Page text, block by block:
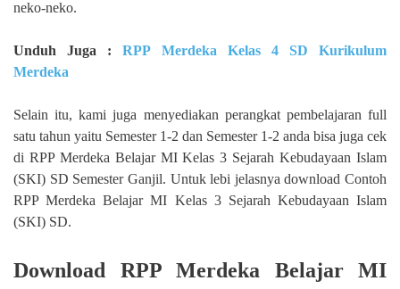
neko-neko.
Unduh Juga :RPP Merdeka Kelas 4 SD Kurikulum
Merdeka
Selain itu, kami juga menyediakan perangkat pembelajaran full
satu tahun yaitu Semester 1-2 dan Semester 1-2 anda bisa juga cek
di RPP Merdeka Belajar MI Kelas 3 Sejarah Kebudayaan Islam
(SKI) SD Semester Ganjil. Untuk lebi jelasnya download Contoh
RPP Merdeka Belajar MI Kelas 3 Sejarah Kebudayaan Islam
(SKI) SD.
Download RPP Merdeka Belajar MI